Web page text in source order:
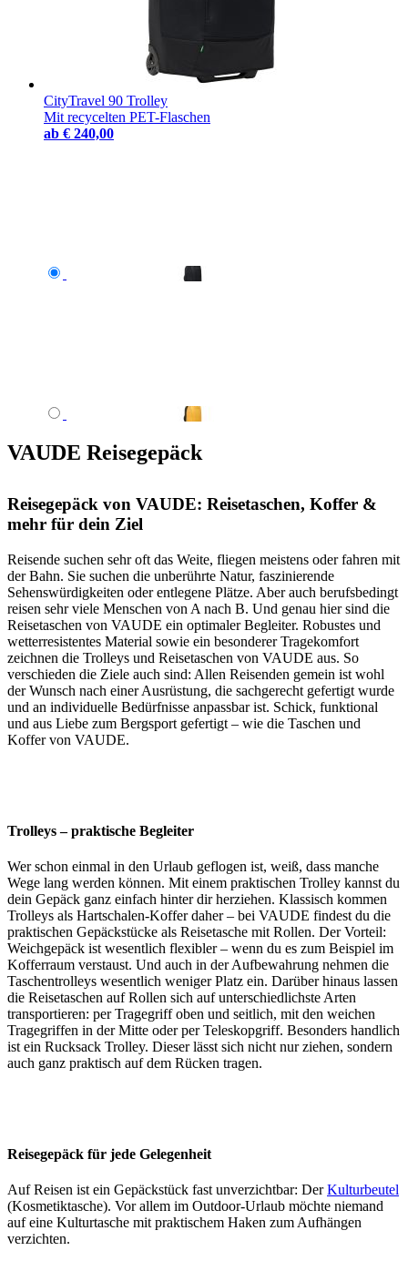
CityTravel 90 Trolley
Mit recycelten PET-Flaschen
ab € 240,00
VAUDE Reisegepäck
Reisegepäck von VAUDE: Reisetaschen, Koffer &
mehr für dein Ziel
Reisende suchen sehr oft das Weite, fliegen meistens oder fahren mit
der Bahn. Sie suchen die unberührte Natur, faszinierende
Sehenswürdigkeiten oder entlegene Plätze. Aber auch berufsbedingt
reisen sehr viele Menschen von A nach B. Und genau hier sind die
Reisetaschen von VAUDE ein optimaler Begleiter. Robustes und
wetterresistentes Material sowie ein besonderer Tragekomfort
zeichnen die Trolleys und Reisetaschen von VAUDE aus. So
verschieden die Ziele auch sind: Allen Reisenden gemein ist wohl
der Wunsch nach einer Ausrüstung, die sachgerecht gefertigt wurde
und an individuelle Bedürfnisse anpassbar ist. Schick, funktional
und aus Liebe zum Bergsport gefertigt – wie die Taschen und
Koffer von VAUDE.
Trolleys – praktische Begleiter
Wer schon einmal in den Urlaub geflogen ist, weiß, dass manche
Wege lang werden können. Mit einem praktischen Trolley kannst du
dein Gepäck ganz einfach hinter dir herziehen. Klassisch kommen
Trolleys als Hartschalen-Koffer daher – bei VAUDE findest du die
praktischen Gepäckstücke als Reisetasche mit Rollen. Der Vorteil:
Weichgepäck ist wesentlich flexibler – wenn du es zum Beispiel im
Kofferraum verstaust. Und auch in der Aufbewahrung nehmen die
Taschentrolleys wesentlich weniger Platz ein. Darüber hinaus lassen
die Reisetaschen auf Rollen sich auf unterschiedlichste Arten
transportieren: per Tragegriff oben und seitlich, mit den weichen
Tragegriffen in der Mitte oder per Teleskopgriff. Besonders handlich
ist ein Rucksack Trolley. Dieser lässt sich nicht nur ziehen, sondern
auch ganz praktisch auf dem Rücken tragen.
Reisegepäck für jede Gelegenheit
Auf Reisen ist ein Gepäckstück fast unverzichtbar: DerKulturbeutel
(Kosmetiktasche). Vor allem im Outdoor-Urlaub möchte niemand
auf eine Kulturtasche mit praktischem Haken zum Aufhängen
verzichten.